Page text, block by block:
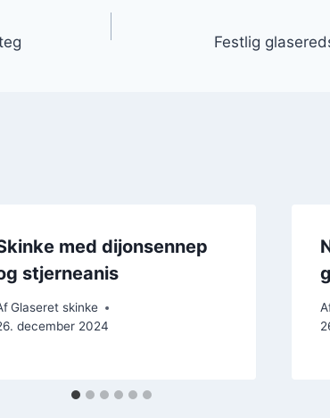
Festlig
med dijonsennep
stjerneanis
Glaseret skinke
december 2024